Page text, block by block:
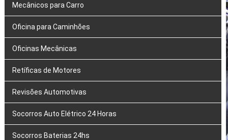
Mecânicos para Carro
Oficina para Caminhões
Oficinas Mecânicas
Retíficas de Motores
Revisões Automotivas
Socorros Auto Elétrico 24 Horas
Socorros Baterias 24hs